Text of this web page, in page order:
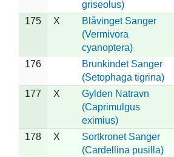
griseolus)
175 X
Blåvinget Sanger
(Vermivora
cyanoptera)
176
Brunkindet Sanger
(Setophaga tigrina)
177 X
Gylden Natravn
(Caprimulgus
eximius)
178 X
Sortkronet Sanger
(Cardellina pusilla)